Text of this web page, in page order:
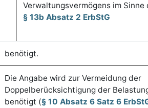
Verwaltungsvermögens im Sinne
§ 13b Absatz 2 ErbStG
benötigt.
Die Angabe wird zur Vermeidung der
Doppelberücksichtigung der
benötigt (§ 10 Absatz 6 Satz 6